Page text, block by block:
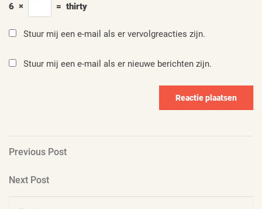
6 × = thirty
Stuur mij een e-mail als er vervolgreacties zijn.
Stuur mij een e-mail als er nieuwe berichten zijn.
Berichtnavigatie
Previous
Previous Post
Next
Next Post